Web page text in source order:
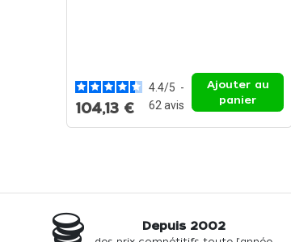
4.4/5 -
62 avis
104,13 €
Ajouter au
panier
Depuis 2002